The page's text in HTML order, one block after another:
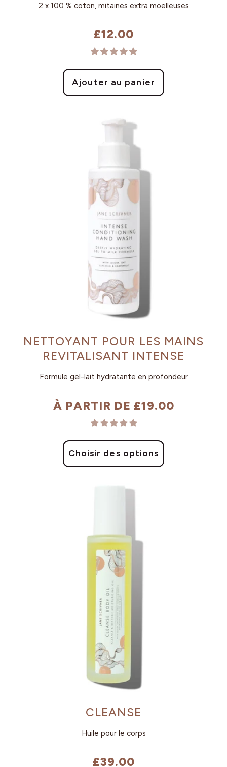
2 x 100 % coton, mitaines extra moelleuses
Prix
habituel
£12.00
Ajouter au panier
NETTOYANT POUR LES MAINS
REVITALISANT INTENSE
Formule gel-lait hydratante en profondeur
Prix
À PARTIR DE £19.00
Choisir des options
CLEANSE
Huile pour le corps
£39.00